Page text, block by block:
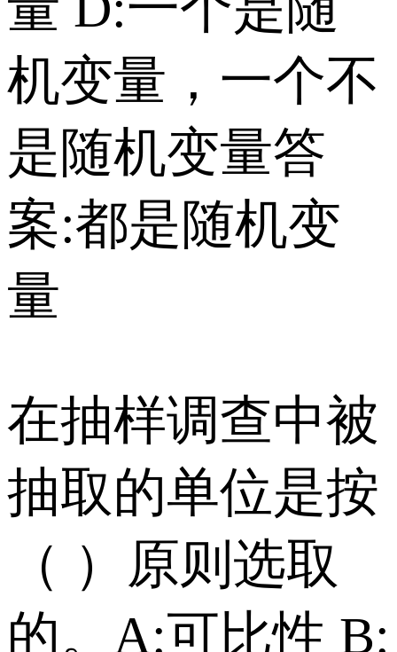
机变量，一个不
是随机变量 答
案:都是随机变
量
在抽样调查中被
抽取的单位是按
（ ）原则选取
的。 A:可比性 B: